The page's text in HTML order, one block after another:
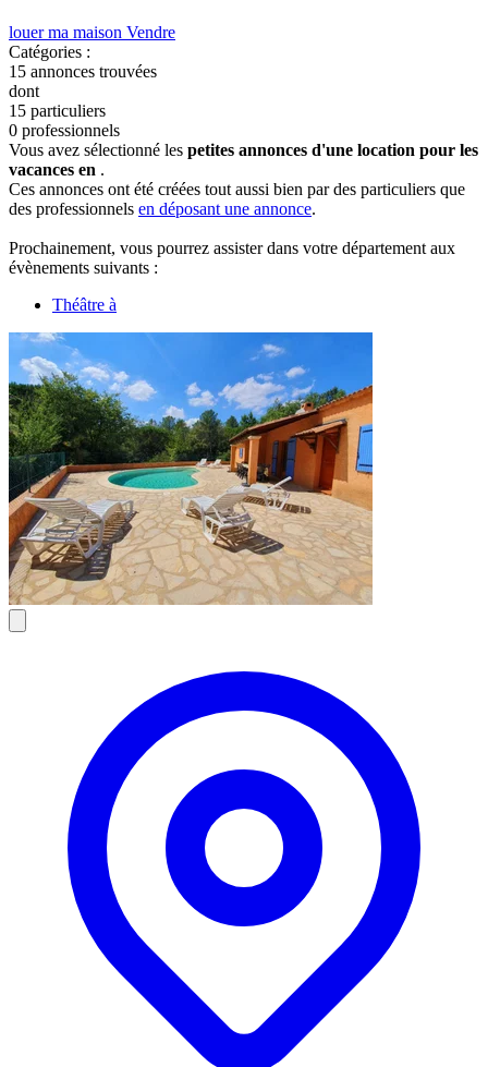
louer ma maison Vendre
Catégories :
15 annonces trouvées
dont
15 particuliers
0 professionnels
Vous avez sélectionné les petites annonces d'une location pour les
vacances en .
Ces annonces ont été créées tout aussi bien par des particuliers que
des professionnels en déposant une annonce.
Prochainement, vous pourrez assister dans votre département aux
évènements suivants :
Théâtre à